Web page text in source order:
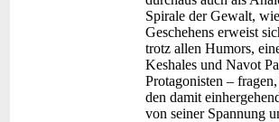
Spirale der Gewalt,
Geschehens erweist
trotz allen Humors,
Keshales und Navot
Protagonisten –
den damit
von seiner Spannung